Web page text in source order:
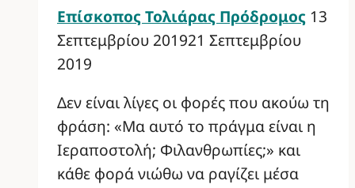
Επίσκοπος Τολιάρας Πρόδρομος 13
Σεπτεμβρίου 201921 Σεπτεμβρίου
2019
Δεν είναι λίγες οι φορές που ακούω τη
φράση: «Μα αυτό το πράγμα είναι η
Ιεραποστολή; Φιλανθρωπίες;» και
κάθε φορά νιώθω να ραγίζει μέσα